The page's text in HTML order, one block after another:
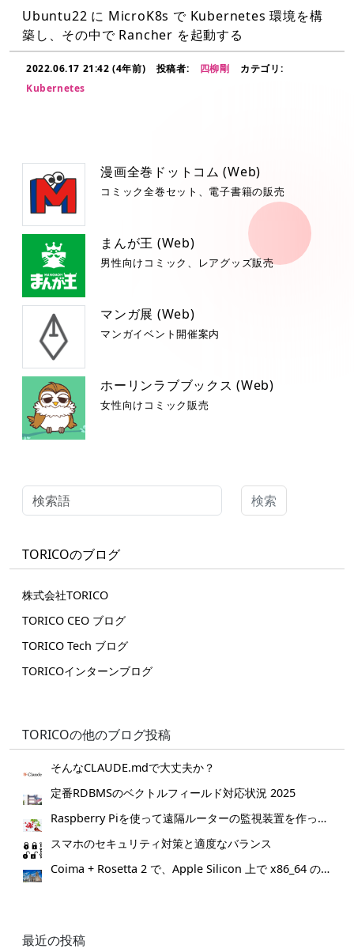
Ubuntu22 に MicroK8s で Kubernetes 環境を構
築し、その中で Rancher を起動する
2022.06.17 21:42 (4年前) 投稿者: 四柳剛
カテゴリ:
Kubernetes
漫画全巻ドットコム (Web)
コミック全巻セット、電子書籍の販売
まんが王 (Web)
男性向けコミック、レアグッズ販売
マンガ展 (Web)
マンガイベント開催案内
ホーリンラブブックス (Web)
女性向けコミック販売
検索
TORICOのブログ
株式会社TORICO
TORICO CEO ブログ
TORICO Tech ブログ
TORICOインターンブログ
TORICOの他のブログ投稿
そんなCLAUDE.mdで大丈夫か？
定番RDBMSのベクトルフィールド対応状況 2025
Raspberry Piを使って遠隔ルーターの監視装置を作ってみた。
スマホのセキュリティ対策と適度なバランス
Coima + Rosetta 2 で、Apple Silicon 上で x86_64 の Docker イメージをビルドする (Docker desktop やめる)
最近の投稿